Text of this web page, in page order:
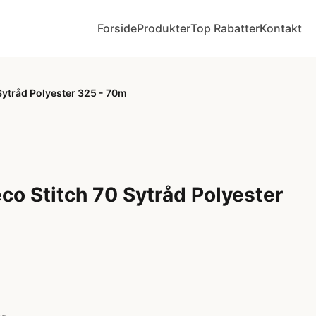
ForsideProdukterTop RabatterKontakt
Polyester 325 - 70m
Stitch 70 Sytråd Polyester